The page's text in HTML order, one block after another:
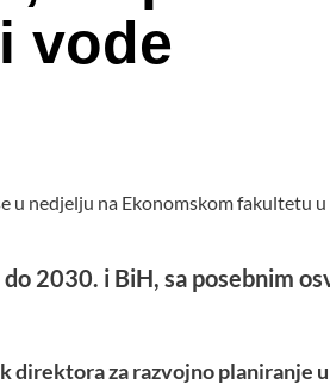
vode
u nedjelju na Ekonomskom fakultetu
2030. i BiH, sa posebnim
direktora za razvojno planiranje u